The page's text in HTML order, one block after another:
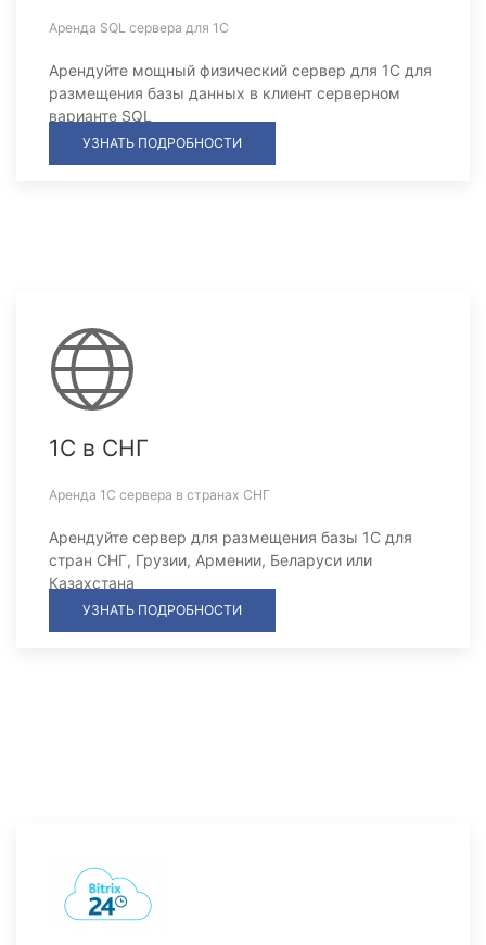
Аренда SQL сервера для 1С
Арендуйте мощный физический сервер для 1С для
размещения базы данных в клиент серверном
варианте SQL
УЗНАТЬ ПОДРОБНОСТИ
1С в СНГ
Аренда 1С сервера в странах СНГ
Арендуйте сервер для размещения базы 1С для
стран СНГ, Грузии, Армении, Беларуси или
Казахстана
УЗНАТЬ ПОДРОБНОСТИ